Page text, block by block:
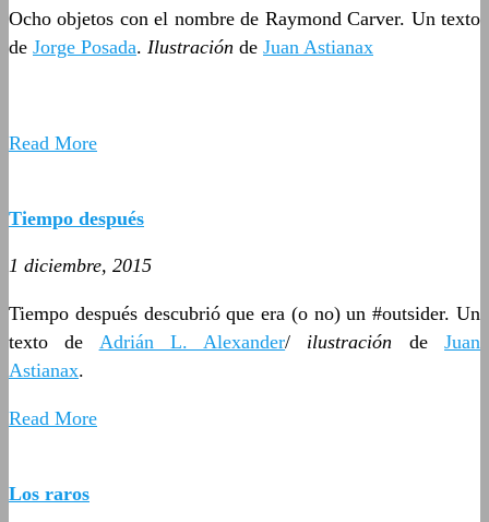
Ocho objetos con el nombre de Raymond Carver. Un texto
de Jorge Posada. Ilustración de Juan Astianax
Read More
Tiempo después
1 diciembre, 2015
Tiempo después descubrió que era (o no) un #outsider. Un
texto de Adrián L. Alexander/ ilustración deJuan
Astianax.
Read More
Los raros